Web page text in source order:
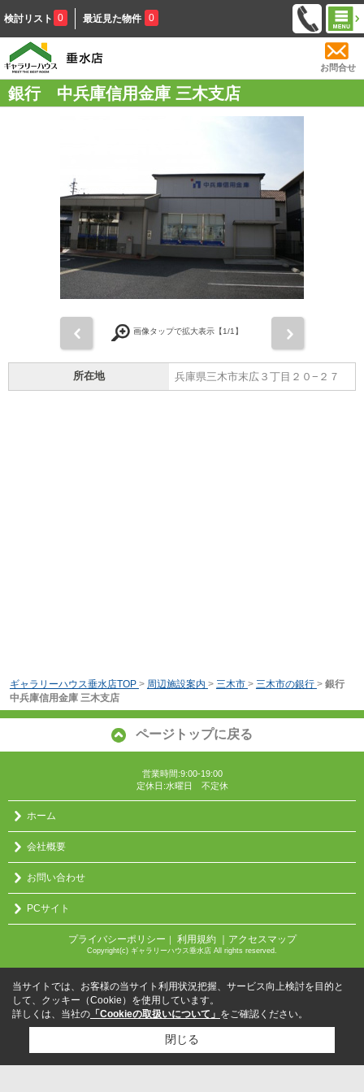
検討リスト 0 最近見た物件 0
お問合せ
銀行 中兵庫信用金庫 三木支店
画像タップで拡大表示【1/1】
所在地 兵庫県三木市末広３丁目２０−２７
ギャラリーハウス垂水店TOP > 周辺施設案内 > 三木市 > 三木市の銀行 > 銀行
中兵庫信用金庫 三木支店
ページトップに戻る
営業時間:9:00-19:00
定休日:水曜日 不定休
ホーム
会社概要
お問い合わせ
PCサイト
プライバシーポリシー ｜ 利用規約 ｜アクセスマップ
Copyright(c) ギャラリーハウス垂水店 All rights reserved.
当サイトでは、お客様の当サイト利用状況把握、サービス向上検討を目的と
して、クッキー（Cookie）を使用しています。
詳しくは、当社の 「Cookieの取扱いについて」 をご確認ください。
閉じる